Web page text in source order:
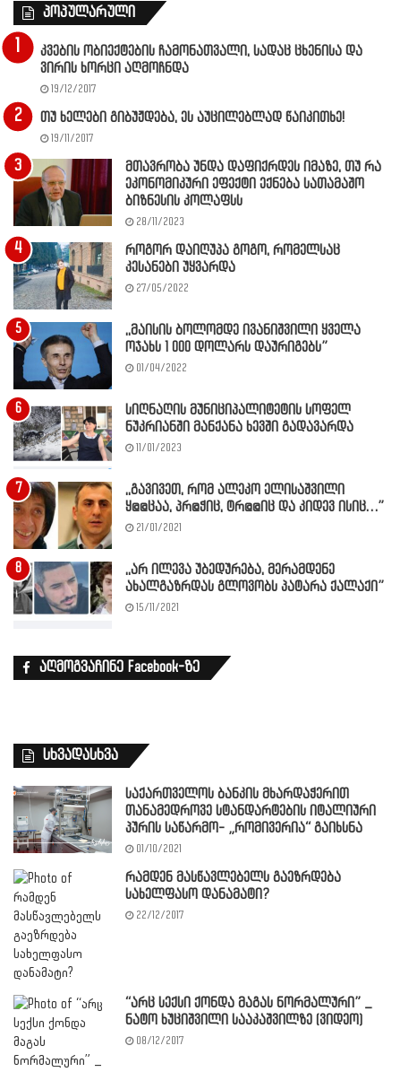
პოპულარული
კვების ობიექტების ჩამონათვალი, სადაც ცხენისა და
ვირის ხორცი აღმოჩნდა
19/12/2017
თუ ხელები გიბუჟდება, ეს აუცილებლად წაიკითხე!
19/11/2017
მთავრობა უნდა დაფიქრდეს იმაზე, თუ რა
ეკონომიკური ეფექტი ექნება სათამაშო
ბიზნესის კოლაფსს
28/11/2023
როგორ დაიღუპა გოგო, რომელსაც
კესანები უყვარდა
27/05/2022
,,მაისის ბოლომდე ივანიშვილი ყველა
ოჯახს 1 000 დოლარს დაურიგებს”
01/04/2022
სიღნაღის მუნიციპალიტეტის სოფელ
ნუკრიანში მანქანა ხევში გადავარდა
11/01/2023
,,გავივეთ, რომ ალეკო ელისაშვილი
ყ@@ცაა, პრ@ჭიც, ტრ@@იც და კიდევ ისიც…”
21/01/2021
,,არ ილევა უბედურება, მერამდენე
ახალგაზრდას გლოვობს პატარა ქალაქი”
15/11/2021
აღმოგვაჩინე Facebook-ზე
სხვადასხვა
საქართველოს ბანკის მხარდაჭერით
თანამედროვე სტანდარტების იტალიური
პურის საწარმო- „რომივერია“ გაიხსნა
01/10/2021
რამდენ მასწავლებელს გაეზრდება
სახელფასო დანამატი?
22/12/2017
“არც სექსი ქონდა მაგას ნორმალური” _
ნატო ხუციშვილი სააკაშვილზე (ვიდეო)
08/12/2017